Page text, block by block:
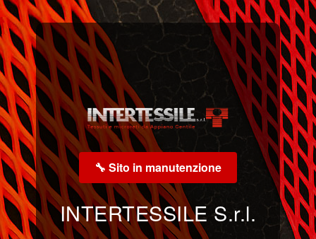
🔧 Sito in manutenzione
INTERTESSILE S.r.l.